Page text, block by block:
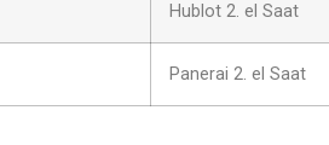
Hublot 2. el Saat
Panerai 2. el Saat